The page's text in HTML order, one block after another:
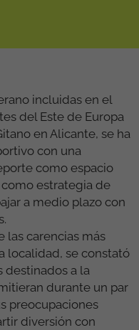
incluidas en el
del Este de Europa
en Alicante, se ha
con una
como espacio
estrategia de
a medio plazo con
las carencias más
localidad, se constató
destinados a la
durante un par
preocupaciones
diversión con